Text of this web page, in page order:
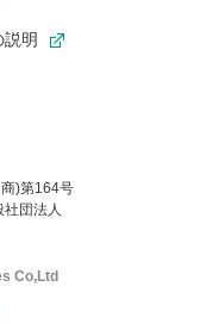
明
商)第164号
社団法人
Co,Ltd
です。
お気に入りのコンテ
。